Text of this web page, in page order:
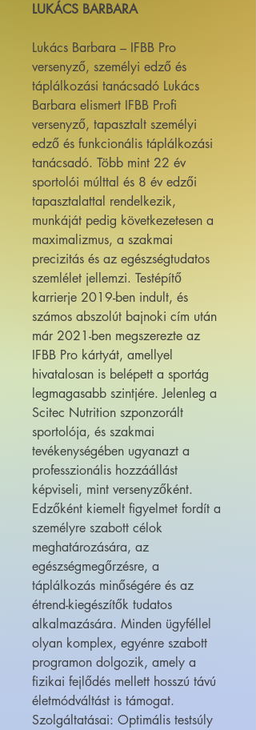
LUKÁCS BARBARA
Lukács Barbara – IFBB Pro
versenyző, személyi edző és
táplálkozási tanácsadó Lukács
Barbara elismert IFBB Profi
versenyző, tapasztalt személyi
edző és funkcionális táplálkozási
tanácsadó. Több mint 22 év
sportolói múlttal és 8 év edzői
tapasztalattal rendelkezik,
munkáját pedig következetesen a
maximalizmus, a szakmai
precizitás és az egészségtudatos
szemlélet jellemzi. Testépítő
karrierje 2019-ben indult, és
számos abszolút bajnoki cím után
már 2021-ben megszerezte az
IFBB Pro kártyát, amellyel
hivatalosan is belépett a sportág
legmagasabb szintjére. Jelenleg a
Scitec Nutrition szponzorált
sportolója, és szakmai
tevékenységében ugyanazt a
professzionális hozzáállást
képviseli, mint versenyzőként.
Edzőként kiemelt figyelmet fordít a
személyre szabott célok
meghatározására, az
egészségmegőrzésre, a
táplálkozás minőségére és az
étrend-kiegészítők tudatos
alkalmazására. Minden ügyféllel
olyan komplex, egyénre szabott
programon dolgozik, amely a
fizikai fejlődés mellett hosszú távú
életmódváltást is támogat.
Szolgáltatásai: Optimális testsúly